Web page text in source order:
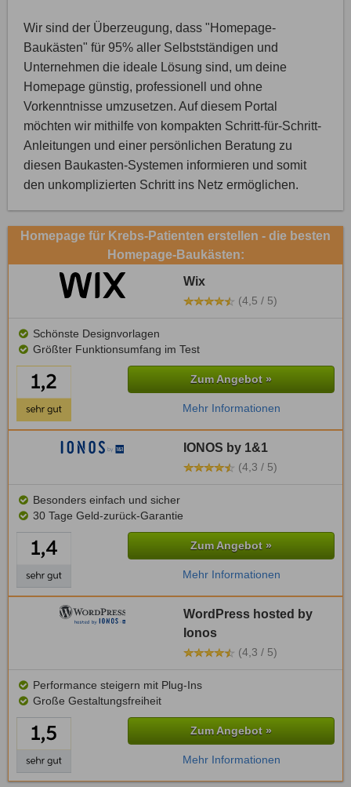
Wir sind der Überzeugung, dass "Homepage-
Baukästen" für 95% aller Selbstständigen und
Unternehmen die ideale Lösung sind, um deine
Homepage günstig, professionell und ohne
Vorkenntnisse umzusetzen. Auf diesem Portal
möchten wir mithilfe von kompakten Schritt-für-Schritt-
Anleitungen und einer persönlichen Beratung zu
diesen Baukasten-Systemen informieren und somit
den unkomplizierten Schritt ins Netz ermöglichen.
Homepage für Krebs-Patienten erstellen - die besten
Homepage-Baukästen:
Wix
(4,5 / 5)
Schönste Designvorlagen
Größter Funktionsumfang im Test
Zum Angebot »
Mehr Informationen
IONOS by 1&1
(4,3 / 5)
Besonders einfach und sicher
30 Tage Geld-zurück-Garantie
Zum Angebot »
Mehr Informationen
WordPress hosted by
Ionos
(4,3 / 5)
Performance steigern mit Plug-Ins
Große Gestaltungsfreiheit
Zum Angebot »
Mehr Informationen